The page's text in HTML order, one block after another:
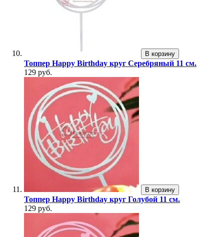
В корзину
Топпер Happy Birthday круг Серебряный 11 см.
129 руб.
В корзину
Топпер Happy Birthday круг Голубой 11 см.
129 руб.